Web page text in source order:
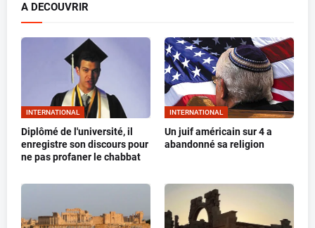
A DECOUVRIR
INTERNATIONAL
Diplômé de l'université, il
enregistre son discours pour
ne pas profaner le chabbat
INTERNATIONAL
Un juif américain sur 4 a
abandonné sa religion